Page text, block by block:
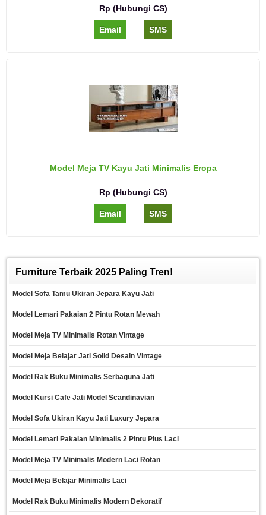
Rp (Hubungi CS)
Email SMS
Model Meja TV Kayu Jati Minimalis Eropa
Rp (Hubungi CS)
Email SMS
Furniture Terbaik 2025 Paling Tren!
Model Sofa Tamu Ukiran Jepara Kayu Jati
Model Lemari Pakaian 2 Pintu Rotan Mewah
Model Meja TV Minimalis Rotan Vintage
Model Meja Belajar Jati Solid Desain Vintage
Model Rak Buku Minimalis Serbaguna Jati
Model Kursi Cafe Jati Model Scandinavian
Model Sofa Ukiran Kayu Jati Luxury Jepara
Model Lemari Pakaian Minimalis 2 Pintu Plus Laci
Model Meja TV Minimalis Modern Laci Rotan
Model Meja Belajar Minimalis Laci
Model Rak Buku Minimalis Modern Dekoratif